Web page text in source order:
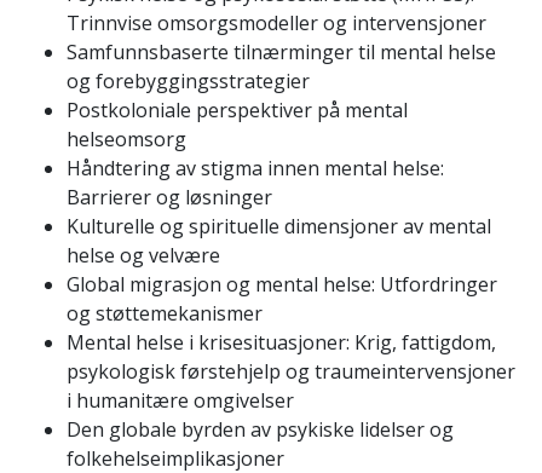
Trinnvise omsorgsmodeller og intervensjoner
Samfunnsbaserte tilnærminger til mental helse
og forebyggingsstrategier
Postkoloniale perspektiver på mental
helseomsorg
Håndtering av stigma innen mental helse:
Barrierer og løsninger
Kulturelle og spirituelle dimensjoner av mental
helse og velvære
Global migrasjon og mental helse: Utfordringer
og støttemekanismer
Mental helse i krisesituasjoner: Krig, fattigdom,
psykologisk førstehjelp og traumeintervensjoner
i humanitære omgivelser
Den globale byrden av psykiske lidelser og
folkehelseimplikasjoner